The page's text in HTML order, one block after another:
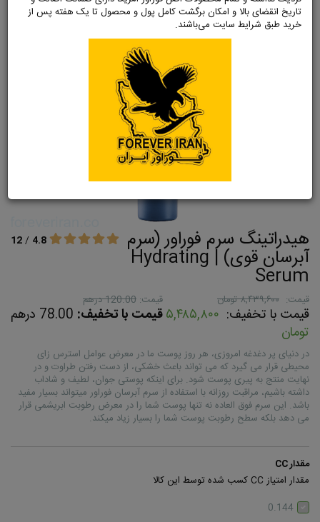
تاریخ انقضای بالا و امکان برگشت کامل پول و محصول تا یک هفته پس از
خرید طبق شرایط سایت می‌باشند.
4.8
/
12 هیدراتینگ سرم فوراور (سرم
آبرسان قوی) | Hydrating
Serum
قیمت: 120.00 درهم
قیمت با تخفیف: 78.00 درهم
قیمت: ۸,۴۳۹,۶۰۰ تومان
قیمت با تخفیف: ۵,۴۸۵,۸۰۰
تومان
در دنیای پر دغدغه امروزی، هر روز پوست ما در معرض عوامل استرس زای
محیطی قرار می گیرد که می تواند باعث خشکی، از دست رفتن طراوت و در
نهایت منتج به پیری پوست شود. برای اینکه پوستی جوان، لطیف و شاداب
داشته باشیم، مراقبت روزانه با استفاده از سرم آبرسان فوراور میتواند بسیار مفید
باشد. این سرم فوق العاده نه تنها پوست شما را در معرض رطوبت ابریشمی قرار
می دهد بلکه سطح رطوبت پوست شما را بسیار زیاد میکند.
مقدار CC
مقدار امتیاز CC کسب شده توسط این کالا
0.144